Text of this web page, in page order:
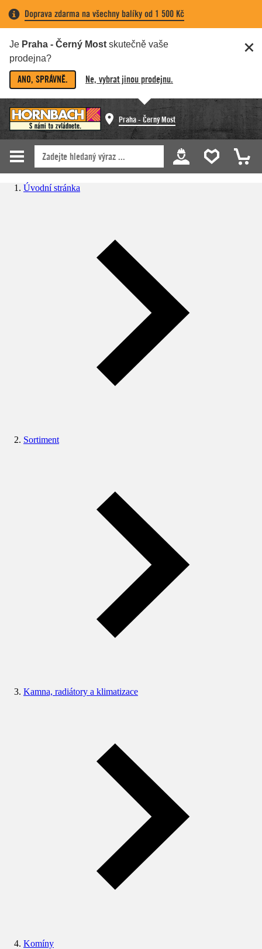
Doprava zdarma na všechny balíky od 1 500 Kč
Je Praha - Černý Most skutečně vaše
prodejna?
ANO, SPRÁVNĚ. Ne, vybrat jinou prodejnu.
Praha - Černý Most
Úvodní stránka
Sortiment
Kamna, radiátory a klimatizace
Komíny